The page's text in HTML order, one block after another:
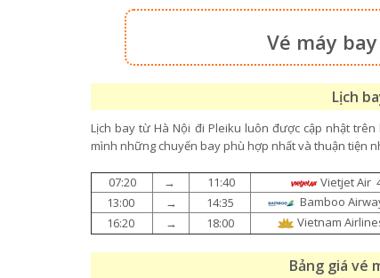
Vé máy
Lịch
Lịch bay từ Hà Nội đi Pleiku luôn được cập nhật
mình những chuyến bay phù hợp nhất và thuận tiện
07:20 → 11:40 Vietjet Air
13:00
→ 14:35 Bamboo
16:20
→ 18:00 Vietnam
Bảng giá vé